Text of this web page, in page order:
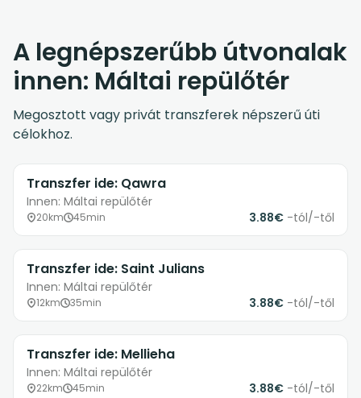
A legnépszerűbb útvonalak
innen: Máltai repülőtér
Megosztott vagy privát transzferek népszerű úti
célokhoz.
Transzfer ide: Qawra
Innen: Máltai repülőtér
20km 45min 3.88€ -tól/-től
Transzfer ide: Saint Julians
Innen: Máltai repülőtér
12km 35min 3.88€ -tól/-től
Transzfer ide: Mellieha
Innen: Máltai repülőtér
22km 45min 3.88€ -tól/-től